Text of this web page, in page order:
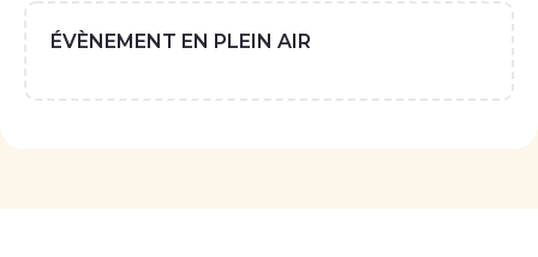
ÉVÈNEMENT EN PLEIN AIR